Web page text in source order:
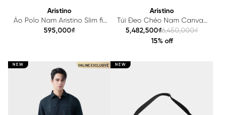
Aristino
Áo Polo Nam Aristino Slim fit
APS078AZ
595,000₫
Aristino
Túi Đeo Chéo Nam Canvas
Đen Aristino ACB0010S2
5,482,500₫6,450,000₫
15% off
NEW NEW